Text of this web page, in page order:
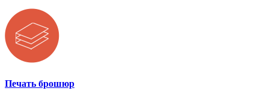
Печать брошюр